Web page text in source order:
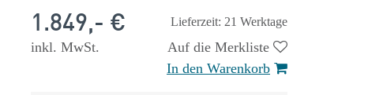
Lieferzeit: 21 Werktage
1.849,- €
inkl. MwSt.
Auf die Merkliste
In den Warenkorb